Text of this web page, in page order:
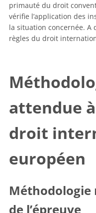
primauté du droit
vérifie l’application des
la situation concernée. A
règles du droit
attendue
droit
européen
Méthodologie
de l’épreuve